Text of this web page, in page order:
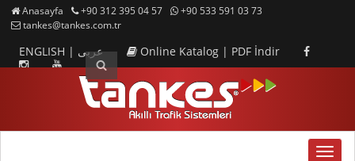
Anasayfa +90 312 395 04 57
+90 533 591 03 73
tankes@tankes.com.tr
ENGLISH | عربى Online Katalog | PDF İndir
MENU